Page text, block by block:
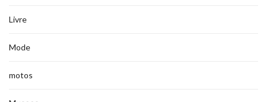
Livre
Mode
motos